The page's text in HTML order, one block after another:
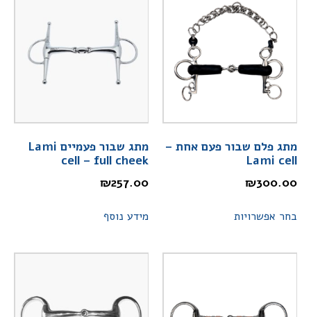
מתג פלם שבור פעם אחת –
Lami cell
₪300.00
בחר אפשרויות
מתג שבור פעמיים Lami
cell – full cheek
₪257.00
מידע נוסף